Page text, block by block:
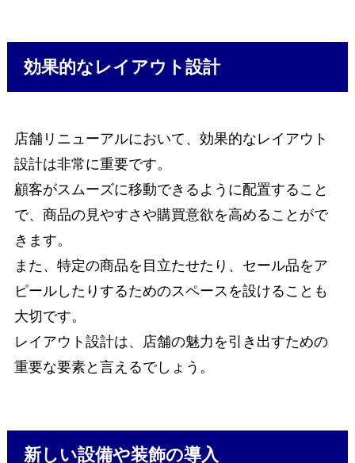
効果的なレイアウト設計
店舗リニューアルにおいて、効果的なレイアウト
設計は非常に重要です。
顧客がスムーズに移動できるように配置すること
で、商品の見やすさや購買意欲を高めることがで
きます。
また、特定の商品を目立たせたり、セール品をア
ピールしたりするためのスペースを設けることも
大切です。
レイアウト設計は、店舗の魅力を引き出すための
重要な要素と言えるでしょう。
新しい設備や装飾の導入